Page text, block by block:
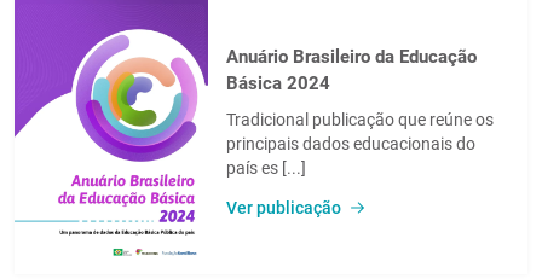
Anuário Brasileiro da Educação
Básica 2024
Tradicional publicação que reúne os
principais dados educacionais do
país es [...]
Ver publicação